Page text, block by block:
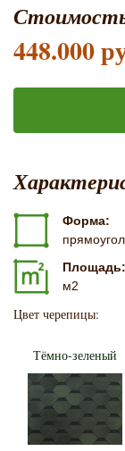
448.000
Форма:
Площадь:
м2
Цвет черепицы:
Тёмно-зеленый